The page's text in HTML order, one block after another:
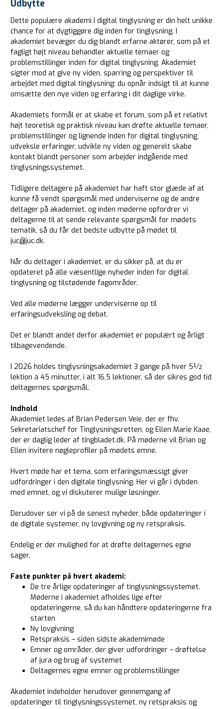
Udbytte
Dette populære akademi I digital tinglysning er din helt unikke
chance for at dygtiggøre dig inden for tinglysning. I
akademiet bevæger du dig blandt erfarne aktører, som på et
fagligt højt niveau behandler aktuelle temaer og
problemstillinger inden for digital tinglysning. Akademiet
sigter mod at give ny viden, sparring og perspektiver til
arbejdet med digital tinglysning: du opnår indsigt til at kunne
omsætte den nye viden og erfaring i dit daglige virke.
Akademiets formål er at skabe et forum, som på et relativt
højt teoretisk og praktisk niveau kan drøfte aktuelle temaer,
problemstillinger og lignende inden for digital tinglysning,
udveksle erfaringer, udvikle ny viden og generelt skabe
kontakt blandt personer som arbejder indgående med
tinglysningssystemet.
Tidligere deltagere på akademiet har haft stor glæde af at
kunne få vendt spørgsmål med underviserne og de andre
deltager på akademiet, og inden møderne opfordrer vi
deltagerne til at sende relevante spørgsmål for mødets
tematik, så du får det bedste udbytte på mødet til
juc@juc.dk.
Når du deltager i akademiet, er du sikker på, at du er
opdateret på alle væsentlige nyheder inden for digital
tinglysning og tilstødende fagområder.
Ved alle møderne lægger underviserne op til
erfaringsudveksling og debat.
Det er blandt andet derfor akademiet er populært og årligt
tilbagevendende.
I 2026 holdes tinglysningsakademiet 3 gange på hver 5½
lektion á 45 minutter, i alt 16,5 lektioner, så der sikres god tid
deltagernes spørgsmål.
Indhold
Akademiet ledes af Brian Pedersen Veie, der er fhv.
Sekretariatschef for Tinglysningsretten, og Ellen Marie Kaae,
der er daglig leder af tingbladet.dk. På møderne vil Brian og
Ellen invitere nøgleprofiler på mødets emne.
Hvert møde har et tema, som erfaringsmæssigt giver
udfordringer i den digitale tinglysning. Her vi går i dybden
med emnet, og vi diskuterer mulige løsninger.
Derudover ser vi på de senest nyheder, både opdateringer i
de digitale systemer, ny lovgivning og ny retspraksis.
Endelig er der mulighed for at drøfte deltagernes egne
sager.
Faste punkter på hvert akademi:
De tre årlige opdateringer af tinglysningssystemet.
Møderne i akademiet afholdes lige efter
opdateringerne, så du kan håndtere opdateringerne fra
starten
Ny lovgivning
Retspraksis – siden sidste akademimøde
Emner og områder, der giver udfordringer – drøftelse
af jura og brug af systemet
Deltagernes egne emner og problemstillinger
Akademiet indeholder herudover gennemgang af
opdateringer til tinglysningssystemet, ny retspraksis og